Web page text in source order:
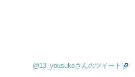
@13_yousukeさんのツイート